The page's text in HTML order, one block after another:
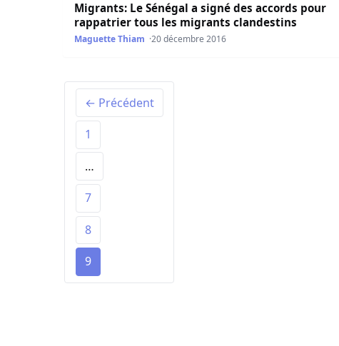
Migrants: Le Sénégal a signé des accords pour
rappatrier tous les migrants clandestins
Maguette Thiam 20 décembre 2016
← Précédent
1
…
7
8
9